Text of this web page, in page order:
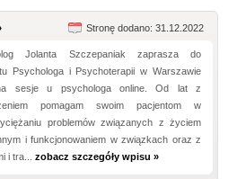
Stronę dodano: 31.12.2022
Jolanta Szczepaniak zaprasza do
Psychologa i Psychoterapii w Warszawie
sesje u psychologa online. Od lat z
pomagam swoim pacjentom w
problemów związanych z życiem
i funkcjonowaniem w związkach oraz z
i tra... zobacz szczegóły wpisu »